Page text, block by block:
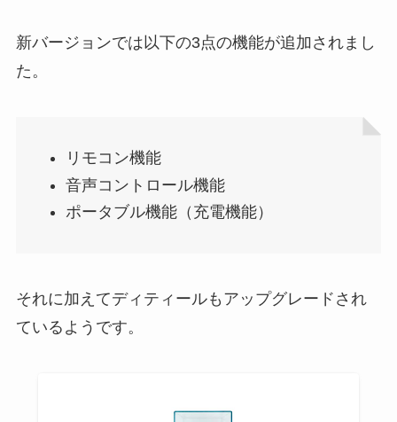
新バージョンでは以下の3点の機能が追加されまし
た。
リモコン機能
音声コントロール機能
ポータブル機能（充電機能）
それに加えてディティールもアップグレードされ
ているようです。